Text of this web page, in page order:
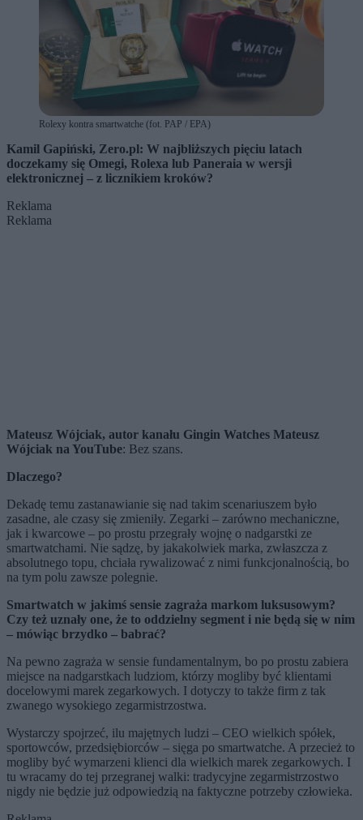
Rolexy kontra smartwatche (fot. PAP / EPA)
Kamil Gapiński, Zero.pl: W najbliższych pięciu latach
doczekamy się Omegi, Rolexa lub Paneraia w wersji
elektronicznej – z licznikiem kroków?
Reklama
Reklama
Mateusz Wójciak, autor kanału Gingin Watches Mateusz
Wójciak na YouTube: Bez szans.
Dlaczego?
Dekadę temu zastanawianie się nad takim scenariuszem było
zasadne, ale czasy się zmieniły. Zegarki – zarówno mechaniczne,
jak i kwarcowe – po prostu przegrały wojnę o nadgarstki ze
smartwatchami. Nie sądzę, by jakakolwiek marka, zwłaszcza z
absolutnego topu, chciała rywalizować z nimi funkcjonalnością, bo
na tym polu zawsze polegnie.
Smartwatch w jakimś sensie zagraża markom luksusowym?
Czy też uznały one, że to oddzielny segment i nie będą się w nim
– mówiąc brzydko – babrać?
Na pewno zagraża w sensie fundamentalnym, bo po prostu zabiera
miejsce na nadgarstkach ludziom, którzy mogliby być klientami
docelowymi marek zegarkowych. I dotyczy to także firm z tak
zwanego wysokiego zegarmistrzostwa.
Wystarczy spojrzeć, ilu majętnych ludzi – CEO wielkich spółek,
sportowców, przedsiębiorców – sięga po smartwatche. A przecież to
mogliby być wymarzeni klienci dla wielkich marek zegarkowych. I
tu wracamy do tej przegranej walki: tradycyjne zegarmistrzostwo
nigdy nie będzie już odpowiedzią na faktyczne potrzeby człowieka.